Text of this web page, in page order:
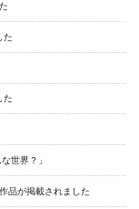
た
た
世界？」
品が掲載されました